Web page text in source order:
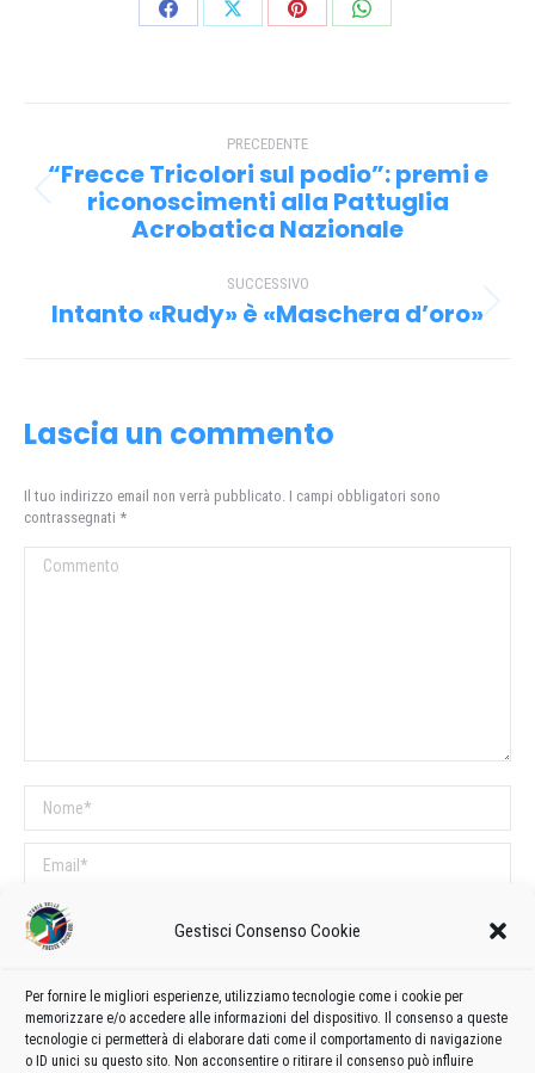
Gestisci Consenso Cookie
Per fornire le migliori esperienze, utilizziamo tecnologie come i cookie per
memorizzare e/o accedere alle informazioni del dispositivo. Il consenso a queste
tecnologie ci permetterà di elaborare dati come il comportamento di navigazione
o ID unici su questo sito. Non acconsentire o ritirare il consenso può influire
CondividiCondividiCondividiCondividi
tra PRECEDENTE
Post
precedente:
“Frecce Tricolori sul podio”: premi e
riconoscimenti alla Pattuglia
Acrobatica Nazionale
SUCCESSIVO
Prossimo
Intanto «Rudy» è «Maschera d’oro»
Lascia un commento
Il tuo indirizzo email non verrà pubblicato. I campi obbligatori sono
contrassegnati *
Commento
Nome *
Email *
Sito web
COMMENTI SUL POST
Questo sito utilizza Akismet per ridurre lo spam.Scopri come vengono
elaborati i dati derivati dai commenti.